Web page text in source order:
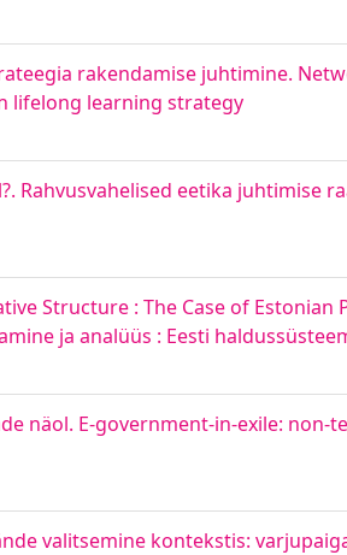
rakendamise juhtimine.
lifelong learning strategy
Rahvusvahelised eetika juhtimise
Structure : The Case of Estonian
ja analüüs : Eesti
näol. E-government-in-exile: non-
valitsemine kontekstis: